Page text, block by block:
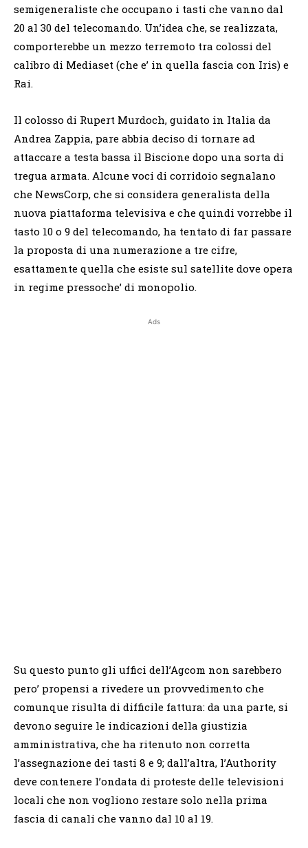
semigeneraliste che occupano i tasti che vanno dal
20 al 30 del telecomando. Un’idea che, se realizzata,
comporterebbe un mezzo terremoto tra colossi del
calibro di Mediaset (che e’ in quella fascia con Iris) e
Rai.
Il colosso di Rupert Murdoch, guidato in Italia da
Andrea Zappia, pare abbia deciso di tornare ad
attaccare a testa bassa il Biscione dopo una sorta di
tregua armata. Alcune voci di corridoio segnalano
che NewsCorp, che si considera generalista della
nuova piattaforma televisiva e che quindi vorrebbe il
tasto 10 o 9 del telecomando, ha tentato di far passare
la proposta di una numerazione a tre cifre,
esattamente quella che esiste sul satellite dove opera
in regime pressoche’ di monopolio.
Ads
Su questo punto gli uffici dell’Agcom non sarebbero
pero’ propensi a rivedere un provvedimento che
comunque risulta di difficile fattura: da una parte, si
devono seguire le indicazioni della giustizia
amministrativa, che ha ritenuto non corretta
l’assegnazione dei tasti 8 e 9; dall’altra, l’Authority
deve contenere l’ondata di proteste delle televisioni
locali che non vogliono restare solo nella prima
fascia di canali che vanno dal 10 al 19.